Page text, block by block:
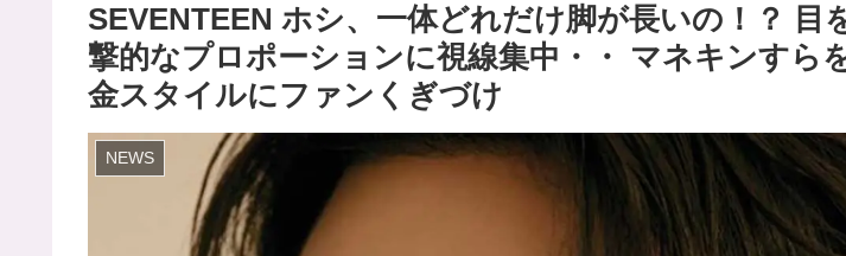
SEVENTEEN ホシ、一体どれだけ脚が長いの！？ 目
撃的なプロポーションに視線集中・・ マネキンすら
金スタイルにファンくぎづけ
NEWS